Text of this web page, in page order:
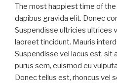
The most happiest time of the
dapibus gravida elit. Donec
Suspendisse ultricies ultrices
laoreet tincidunt. Mauris
Suspendisse vel lacus est, sit
purus sem, euismod eu
Donec tellus est, rhoncus vel